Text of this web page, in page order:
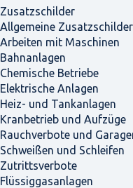
Zusatzschilder
Allgemeine
Arbeiten mit Maschinen
Bahnanlagen
Chemische Betriebe
Elektrische Anlagen
Heiz- und Tankanlagen
Kranbetrieb und Aufzüge
Rauchverbote und
Schweißen und Schleifen
Zutrittsverbote
Flüssiggasanlagen